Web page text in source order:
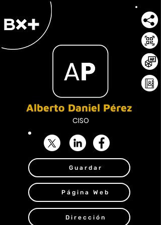
Alberto Daniel Pérez
CISO
Guardar
Página Web
Dirección